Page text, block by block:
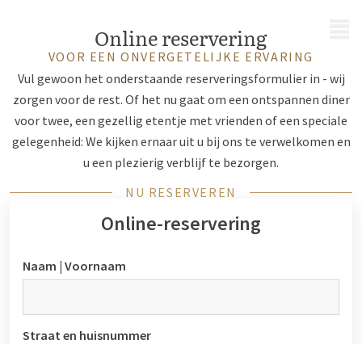
Online reservering
VOOR EEN ONVERGETELIJKE ERVARING
Vul gewoon het onderstaande reserveringsformulier in - wij
zorgen voor de rest. Of het nu gaat om een ontspannen diner
voor twee, een gezellig etentje met vrienden of een speciale
gelegenheid: We kijken ernaar uit u bij ons te verwelkomen en
u een plezierig verblijf te bezorgen.
NU RESERVEREN
Online-reservering
Naam | Voornaam
Straat en huisnummer